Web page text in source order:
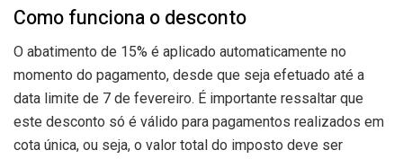
Como funciona o desconto
O abatimento de 15% é aplicado automaticamente no
momento do pagamento, desde que seja efetuado até a
data limite de 7 de fevereiro. É importante ressaltar que
este desconto só é válido para pagamentos realizados em
cota única, ou seja, o valor total do imposto deve ser